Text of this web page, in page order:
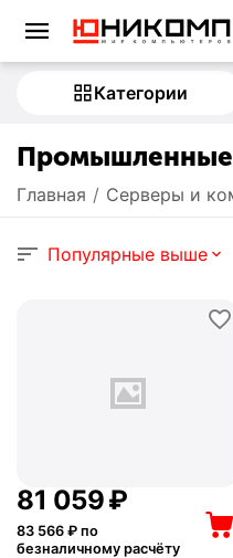
Категории
Главная / Серверы и
Популярные выше
81 059₽
83 566 ₽ по
безналичному расчёту